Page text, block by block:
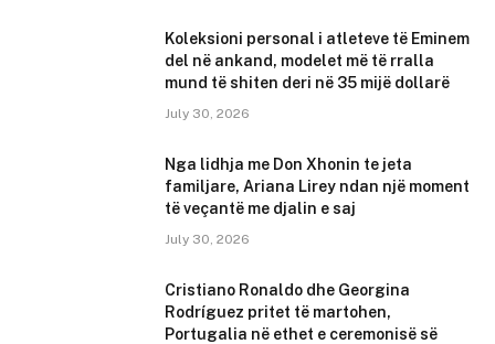
Koleksioni personal i atleteve të Eminem
del në ankand, modelet më të rralla
mund të shiten deri në 35 mijë dollarë
July 30, 2026
Nga lidhja me Don Xhonin te jeta
familjare, Ariana Lirey ndan një moment
të veçantë me djalin e saj
July 30, 2026
Cristiano Ronaldo dhe Georgina
Rodríguez pritet të martohen,
Portugalia në ethet e ceremonisë së